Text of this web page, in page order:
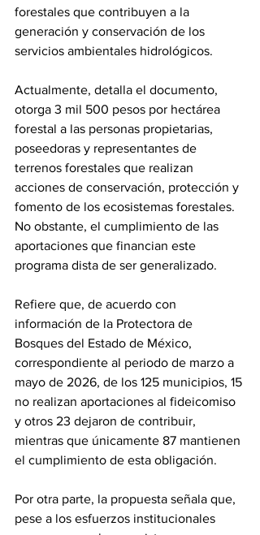
forestales que contribuyen a la
generación y conservación de los
servicios ambientales hidrológicos.
Actualmente, detalla el documento,
otorga 3 mil 500 pesos por hectárea
forestal a las personas propietarias,
poseedoras y representantes de
terrenos forestales que realizan
acciones de conservación, protección y
fomento de los ecosistemas forestales.
No obstante, el cumplimiento de las
aportaciones que financian este
programa dista de ser generalizado.
Refiere que, de acuerdo con
información de la Protectora de
Bosques del Estado de México,
correspondiente al periodo de marzo a
mayo de 2026, de los 125 municipios, 15
no realizan aportaciones al fideicomiso
y otros 23 dejaron de contribuir,
mientras que únicamente 87 mantienen
el cumplimiento de esta obligación.
Por otra parte, la propuesta señala que,
pese a los esfuerzos institucionales